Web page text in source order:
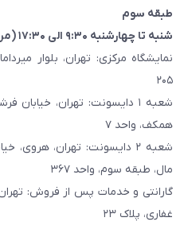
طبقه سوم
شنبه تا چهارشنبه ۹:۳۰ الی ۱۷:۳۰ (مراجعه با هماهنگی قبلی)
نمایشگاه مرکزی: تهران، بلوار
۲۰۵
شعبه ۱ دایسونت: تهران،
همکف، واحد ۷
شعبه ۲ دایسونت: تهران،
مال، طبقه سوم، واحد ۳۶۷
گارانتی و خدمات پس از فروش: تهران،
غفاری، پلاک ۲۳